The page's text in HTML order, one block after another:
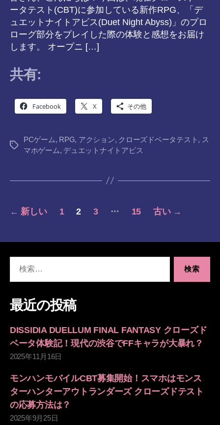
ータテスト(CBT)に参加している新作RPG、「デ
ュエットナイトアビス(Duet Night Abyss)」のプロ
ローグ部分をプレイした際の体験と感想をお届け
します。 オープニ […]
共有:
Facebook X その他
タ
PCゲーム, RPG, アクション, クローズドベータテスト , ス
マホゲーム, デュエットナイトアビス
投
の
ペ
ー
送
り
← 新しい 1 2 3 … 15 古い →
象:
最近の投稿
DISSIDIA DUELLUM FINAL FANTASY クローズド
ベータ体験記！現代の渋谷でFFキャラが大暴れ？
2025年11月16日
モンハンモバイルCBT募集開始！スマホはモンス
ターハンターアウトランダーズ クローズドテスト
の応募方法は？
2025年9月25日